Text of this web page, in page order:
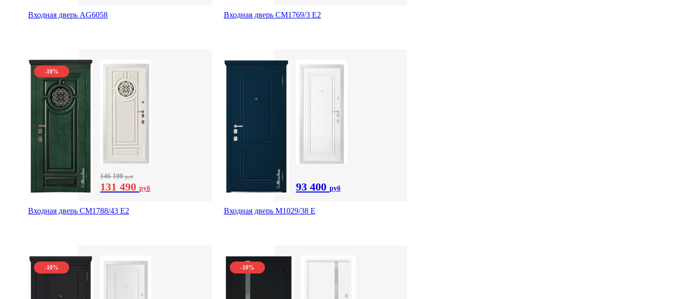
Входная дверь AG6058 Входная дверь СМ1769/3 Е2
-10%
146 100руб
131 490руб
Входная дверь СМ1788/43 E2
93 400 руб
Входная дверь М1029/38 E
-10% -10%